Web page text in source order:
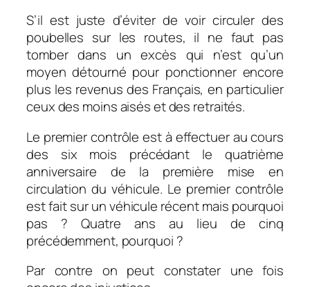
S’il est juste d’éviter de voir circuler des
poubelles sur les routes, il ne faut pas
tomber dans un excès qui n’est qu’un
moyen détourné pour ponctionner encore
plus les revenus des Français, en particulier
ceux des moins aisés et des retraités.
Le premier contrôle est à effectuer au cours
des six mois précédant le quatrième
anniversaire de la première mise en
circulation du véhicule. Le premier contrôle
est fait sur un véhicule récent mais pourquoi
pas ? Quatre ans au lieu de cinq
précédemment, pourquoi ?
Par contre on peut constater une fois